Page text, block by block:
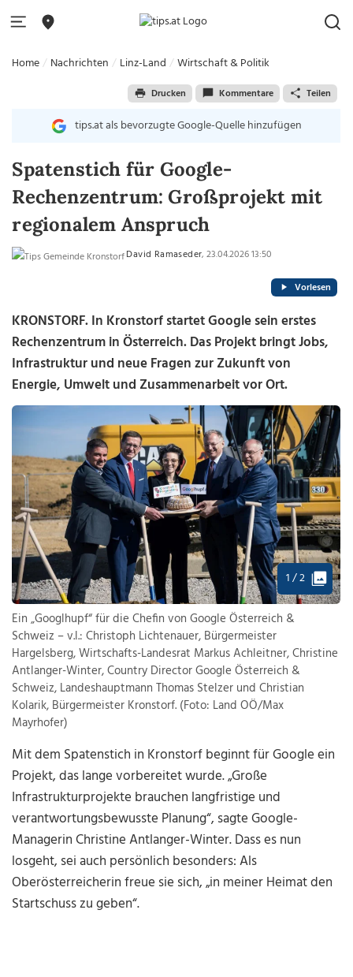
Home Nachrichten Linz-Land Wirtschaft & Politik
Drucken Kommentare Teilen
tips.at als bevorzugte Google-Quelle hinzufügen
Spatenstich für Google-
Rechenzentrum: Großprojekt mit
regionalem Anspruch
David Ramaseder, 23.04.2026 13:50
Vorlesen
KRONSTORF. In Kronstorf startet Google sein erstes
Rechenzentrum in Österreich. Das Projekt bringt Jobs,
Infrastruktur und neue Fragen zur Zukunft von
Energie, Umwelt und Zusammenarbeit vor Ort.
1 / 2
Ein „Googlhupf“ für die Chefin von Google Österreich &
Schweiz – v.l.: Christoph Lichtenauer, Bürgermeister
Hargelsberg, Wirtschafts-Landesrat Markus Achleitner, Christine
Antlanger-Winter, Country Director Google Österreich &
Schweiz, Landeshauptmann Thomas Stelzer und Christian
Kolarik, Bürgermeister Kronstorf. (Foto: Land OÖ/Max
Mayrhofer)
Mit dem Spatenstich in Kronstorf beginnt für Google ein
Projekt, das lange vorbereitet wurde. „Große
Infrastrukturprojekte brauchen langfristige und
verantwortungsbewusste Planung“, sagte Google-
Managerin Christine Antlanger-Winter. Dass es nun
losgeht, sei auch persönlich besonders: Als
Oberösterreicherin freue sie sich, „in meiner Heimat den
Startschuss zu geben“.